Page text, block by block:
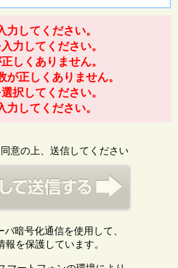
力してください。
力してください。
しくありません。
正しくありません。
択してください。
力してください。
意の上、送信してください
暗号化通信を使用して、
を保護しています。